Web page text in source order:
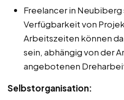
Freelancer in Neubiberg
Verfügbarkeit von
Arbeitszeiten können
sein, abhängig von der
angebotenen
Selbstorganisation: